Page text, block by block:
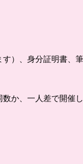
）、身分証明書、
か、一人差で開催し